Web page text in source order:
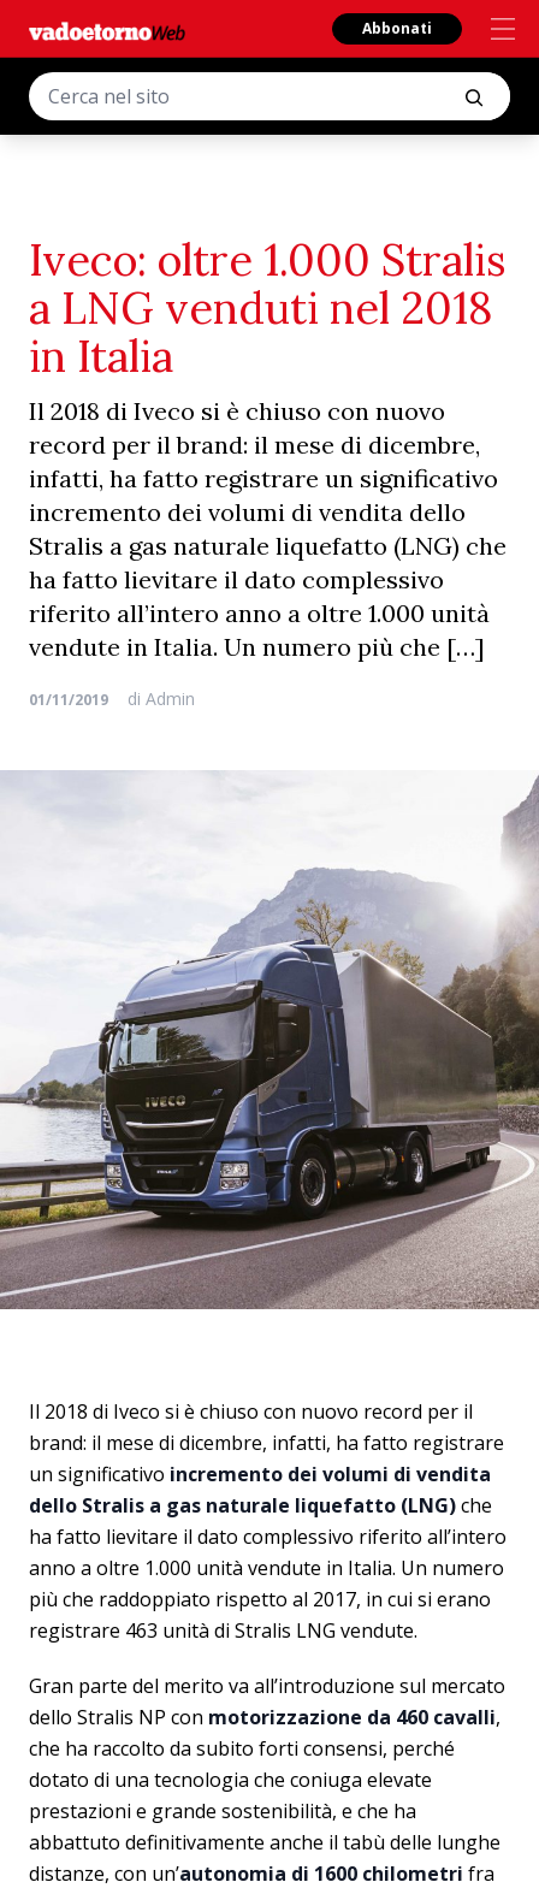
Abbonati
Iveco: oltre 1.000 Stralis
a LNG venduti nel 2018
in Italia
Il 2018 di Iveco si è chiuso con nuovo
record per il brand: il mese di dicembre,
infatti, ha fatto registrare un significativo
incremento dei volumi di vendita dello
Stralis a gas naturale liquefatto (LNG) che
ha fatto lievitare il dato complessivo
riferito all’intero anno a oltre 1.000 unità
vendute in Italia. Un numero più che […]
01/11/2019 di Admin
Il 2018 di Iveco si è chiuso con nuovo record per il
brand: il mese di dicembre, infatti, ha fatto registrare
un significativo incremento dei volumi di vendita
dello Stralis a gas naturale liquefatto (LNG)che
ha fatto lievitare il dato complessivo riferito all’intero
anno a oltre 1.000 unità vendute in Italia. Un numero
più che raddoppiato rispetto al 2017, in cui si erano
registrare 463 unità di Stralis LNG vendute.
Gran parte del merito va all’introduzione sul mercato
dello Stralis NP con motorizzazione da 460 cavalli,
che ha raccolto da subito forti consensi, perché
dotato di una tecnologia che coniuga elevate
prestazioni e grande sostenibilità, e che ha
abbattuto definitivamente anche il tabù delle lunghe
distanze, con un’autonomia di 1600 chilometri fra